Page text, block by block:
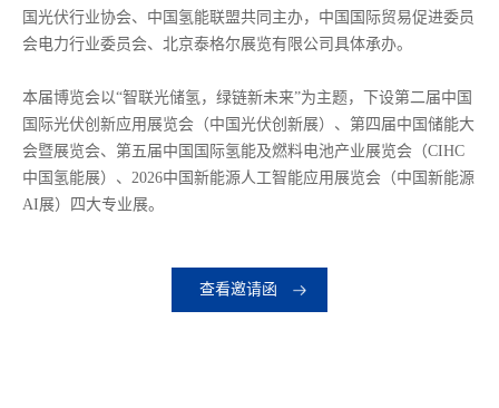
国光伏行业协会、中国氢能联盟共同主办，中国国际贸易促进委员
会电力行业委员会、北京泰格尔展览有限公司具体承办。
本届博览会以“智联光储氢，绿链新未来”为主题，下设第二届中国
国际光伏创新应用展览会（中国光伏创新展）、第四届中国储能大
会暨展览会、第五届中国国际氢能及燃料电池产业展览会（CIHC
中国氢能展）、2026中国新能源人工智能应用展览会（中国新能源
AI展）四大专业展。
查看邀请函